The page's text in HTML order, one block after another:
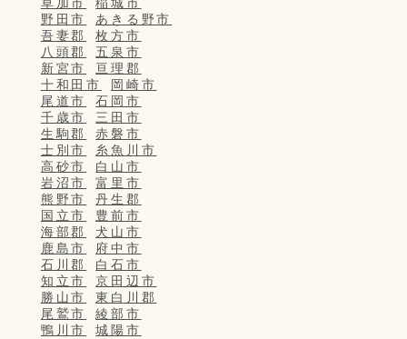
野田市
あきる野市
吾妻郡
枚方市
八頭郡
五泉市
新宮市
亘理郡
十和田市
岡崎市
尾道市
石岡市
千歳市
三田市
生駒郡
赤磐市
士別市
糸魚川市
高砂市
白山市
岩沼市
富里市
熊野市
丹生郡
国立市
豊前市
海部郡
犬山市
鹿島市
府中市
石川郡
白石市
知立市
京田辺市
勝山市
東白川郡
尾鷲市
綾部市
鴨川市
城陽市